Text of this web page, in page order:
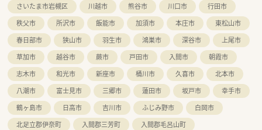
さいたま市岩槻区
川越市 熊谷市 川口市
行田市
秩父市
所沢市 飯能市 加須市 本庄市
東松山市
春日部市
狭山市 羽生市 鴻巣市 深谷市
上尾市
草加市
越谷市 蕨市 戸田市 入間市
朝霞市
志木市
和光市 新座市 桶川市 久喜市
北本市
八潮市
富士見市 三郷市 蓮田市 坂戸市
幸手市
鶴ヶ島市
日高市 吉川市 ふじみ野市
白岡市
北足立郡伊奈町
入間郡三芳町
入間郡毛呂山町